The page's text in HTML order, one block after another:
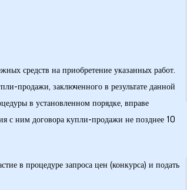
средств на приобретение указанных работ.
продажи, заключенного в результате данной
в установленном порядке, вправе
с ним договора купли-продажи не позднее 10
в процедуре запроса цен (конкурса) и подать